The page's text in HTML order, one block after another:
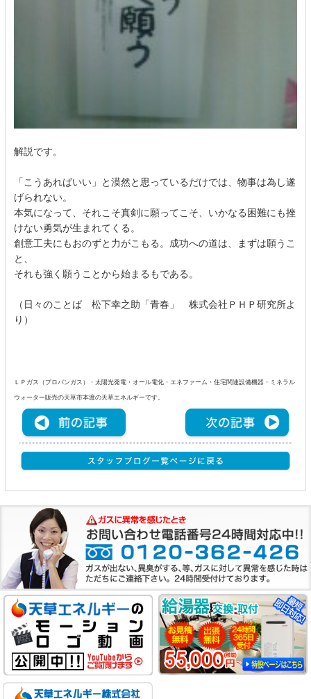
解説です。
「こうあればいい」と漠然と思っているだけでは、物事は為し遂
げられない。
本気になって、それこそ真剣に願ってこそ、いかなる困難にも挫
けない勇気が生まれてくる。
創意工夫にもおのずと力がこもる。成功への道は、まずは願うこ
と、
それも強く願うことから始まるもである。
（日々のことば 松下幸之助「青春」 株式会社ＰＨＰ研究所よ
り）
ＬＰガス（プロパンガス）・太陽光発電・オール電化・エネファーム・住宅関連設備機器・ミネラル
ウォーター販売の天草市本渡の天草エネルギーです。